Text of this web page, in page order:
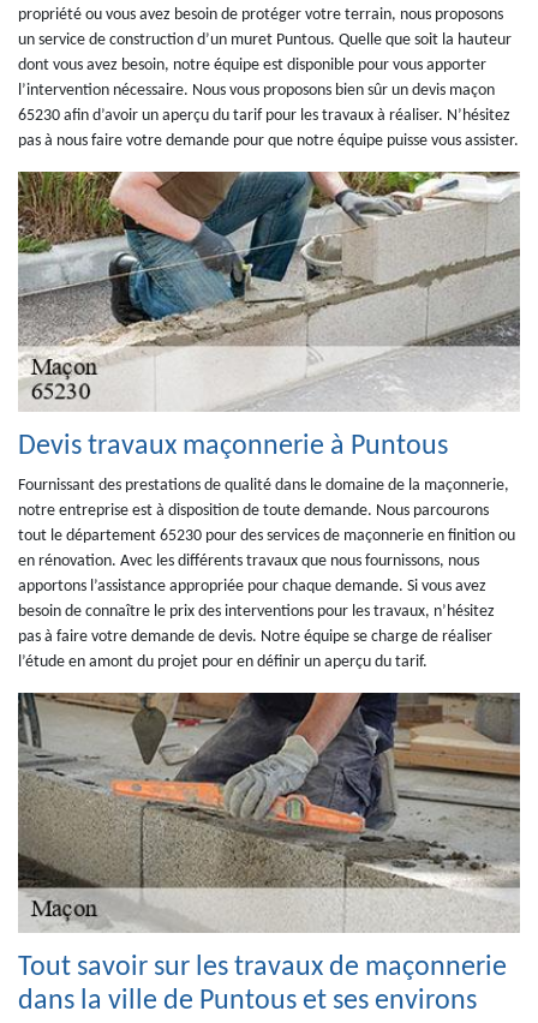
propriété ou vous avez besoin de protéger votre terrain, nous proposons
un service de construction d’un muret Puntous. Quelle que soit la hauteur
dont vous avez besoin, notre équipe est disponible pour vous apporter
l’intervention nécessaire. Nous vous proposons bien sûr un devis maçon
65230 afin d’avoir un aperçu du tarif pour les travaux à réaliser. N’hésitez
pas à nous faire votre demande pour que notre équipe puisse vous assister.
Devis travaux maçonnerie à Puntous
Fournissant des prestations de qualité dans le domaine de la maçonnerie,
notre entreprise est à disposition de toute demande. Nous parcourons
tout le département 65230 pour des services de maçonnerie en finition ou
en rénovation. Avec les différents travaux que nous fournissons, nous
apportons l’assistance appropriée pour chaque demande. Si vous avez
besoin de connaître le prix des interventions pour les travaux, n’hésitez
pas à faire votre demande de devis. Notre équipe se charge de réaliser
l’étude en amont du projet pour en définir un aperçu du tarif.
Tout savoir sur les travaux de maçonnerie
dans la ville de Puntous et ses environs